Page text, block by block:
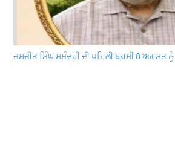
ਜਸਜੀਤ ਸਿੰਘ ਸਮੁੰਦਰੀ ਦੀ ਪਹਿਲੀ ਬਰਸੀ 8 ਅਗਸਤ ਨੂੰ